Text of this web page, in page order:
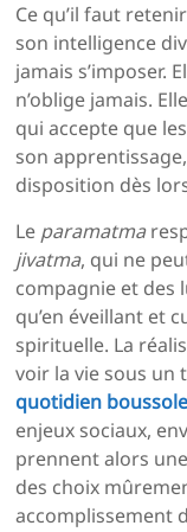
Ce qu’il faut
son intelligence
jamais s’imposer.
n’oblige jamais.
qui accepte que
son
disposition dès
Le paramatma
jivatma, qui ne
compagnie et des
qu’en éveillant et
spirituelle. La
voir la vie sous
quotidien
enjeux sociaux,
prennent alors
des choix
accomplissement